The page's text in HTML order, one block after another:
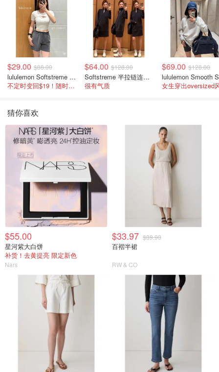
$29.00 $88.00
lululemon Softstreme 女士高腰短裤 10cm
不定时变回$19！随时点进来看
$64.00 $128.00
Softstreme 半拉链连衣裙
很有气质
$69.00 $128.00
女生穿出oversized
猜你喜欢
$55.00
星河紫大白饼
补货！去黄提亮 限定新色
Nars
$33.97 $89.90
百褶半裙
RW & CO